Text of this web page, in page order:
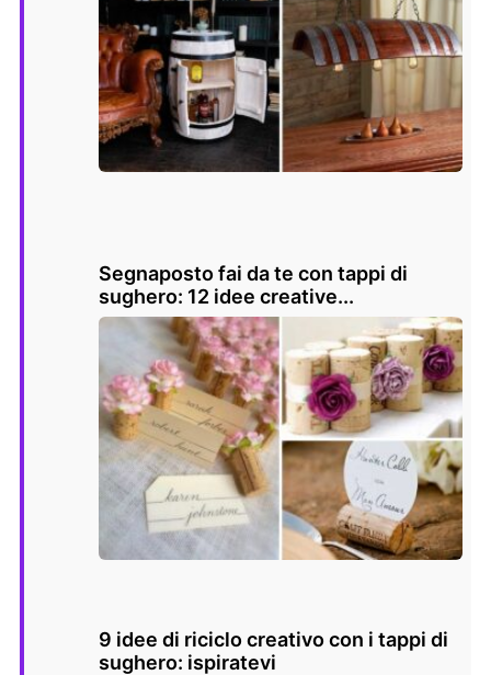
Segnaposto fai da te con tappi di
sughero: 12 idee creative...
9 idee di riciclo creativo con i tappi di
sughero: ispiratevi